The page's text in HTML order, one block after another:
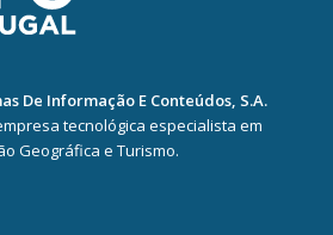
De Informação E Conteúdos, S.A.
tecnológica especialista em
Geográfica e Turismo.